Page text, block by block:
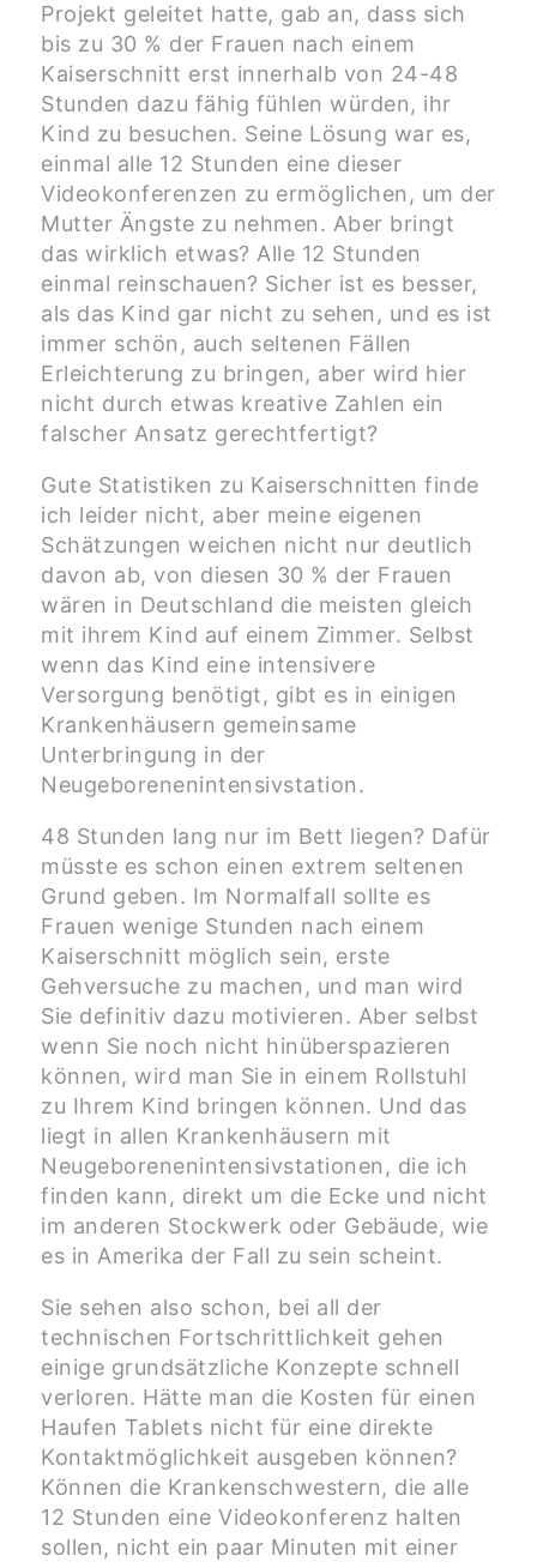
Projekt geleitet hatte, gab an, dass sich
bis zu 30 % der Frauen nach einem
Kaiserschnitt erst innerhalb von 24-48
Stunden dazu fähig fühlen würden, ihr
Kind zu besuchen. Seine Lösung war es,
einmal alle 12 Stunden eine dieser
Videokonferenzen zu ermöglichen, um der
Mutter Ängste zu nehmen. Aber bringt
das wirklich etwas? Alle 12 Stunden
einmal reinschauen? Sicher ist es besser,
als das Kind gar nicht zu sehen, und es ist
immer schön, auch seltenen Fällen
Erleichterung zu bringen, aber wird hier
nicht durch etwas kreative Zahlen ein
falscher Ansatz gerechtfertigt?
Gute Statistiken zu Kaiserschnitten finde
ich leider nicht, aber meine eigenen
Schätzungen weichen nicht nur deutlich
davon ab, von diesen 30 % der Frauen
wären in Deutschland die meisten gleich
mit ihrem Kind auf einem Zimmer. Selbst
wenn das Kind eine intensivere
Versorgung benötigt, gibt es in einigen
Krankenhäusern gemeinsame
Unterbringung in der
Neugeborenenintensivstation.
48 Stunden lang nur im Bett liegen? Dafür
müsste es schon einen extrem seltenen
Grund geben. Im Normalfall sollte es
Frauen wenige Stunden nach einem
Kaiserschnitt möglich sein, erste
Gehversuche zu machen, und man wird
Sie definitiv dazu motivieren. Aber selbst
wenn Sie noch nicht hinüberspazieren
können, wird man Sie in einem Rollstuhl
zu Ihrem Kind bringen können. Und das
liegt in allen Krankenhäusern mit
Neugeborenenintensivstationen, die ich
finden kann, direkt um die Ecke und nicht
im anderen Stockwerk oder Gebäude, wie
es in Amerika der Fall zu sein scheint.
Sie sehen also schon, bei all der
technischen Fortschrittlichkeit gehen
einige grundsätzliche Konzepte schnell
verloren. Hätte man die Kosten für einen
Haufen Tablets nicht für eine direkte
Kontaktmöglichkeit ausgeben können?
Können die Krankenschwestern, die alle
12 Stunden eine Videokonferenz halten
sollen, nicht ein paar Minuten mit einer